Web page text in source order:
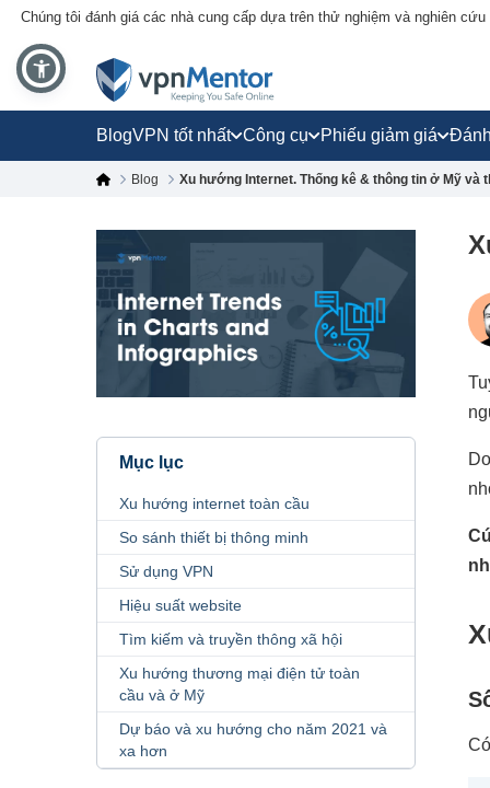
Chúng tôi đánh giá các nhà cung cấp dựa trên thử nghiệm và nghiên
BlogVPN tốt nhất Công cụ Phiếu giảm giá
Blog Xu hướng Internet. Thống kê & thông tin ở Mỹ và
Mục lục
Xu hướng internet toàn cầu
So sánh thiết bị thông minh
Sử dụng VPN
Hiệu suất website
Tìm kiếm và truyền thông xã hội
Xu hướng thương mại điện tử toàn
cầu và ở Mỹ
Dự báo và xu hướng cho năm 2021 và
xa hơn